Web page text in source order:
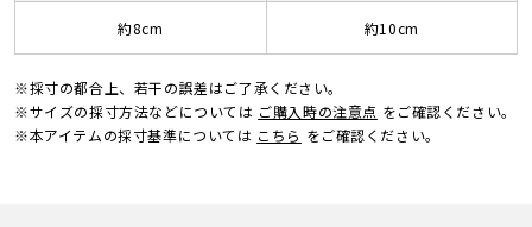
約8cm 約10cm
※採寸の都合上、若干の誤差はご了承ください。
※サイズの採寸方法などについては ご購入時の注意点 をご確認ください。
※本アイテムの採寸基準については こちら をご確認ください。